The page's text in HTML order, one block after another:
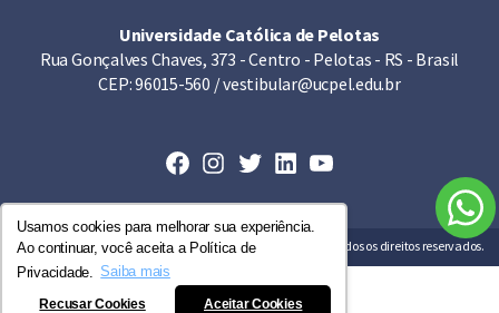
Usamos cookies para melhorar sua experiência.
Ao continuar, você aceita a Política de
Privacidade.
Saiba mais
Recusar Cookies Aceitar Cookies
Universidade Católica de Pelotas
Rua Gonçalves Chaves, 373 - Centro - Pelotas - RS - Brasil
CEP: 96015-560 / vestibular@ucpel.edu.br
Facebook
Instagram
Twitter
LinkedIn
Youtube
© Copyright 2026 UCPel - Universidade Católica de Pelotas. Todos os direitos reservados.